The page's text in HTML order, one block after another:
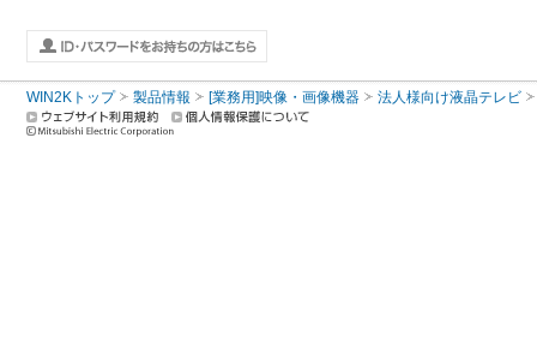
WIN2Kトップ 製品情報 [業務用]映像・画像機器 法人様向け液晶テレビ